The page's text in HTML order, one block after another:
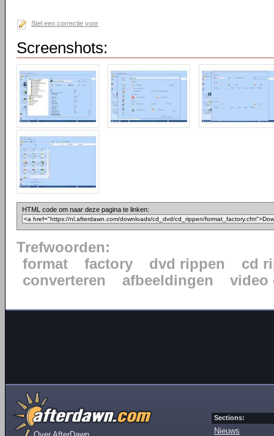
Stel een correctie voor
Screenshots:
HTML code om naar deze pagina te linken:
Trefwoorden:
format
factory dvd rippen
cd
converteren
afbeeldingen video
Sections:
Nieuws